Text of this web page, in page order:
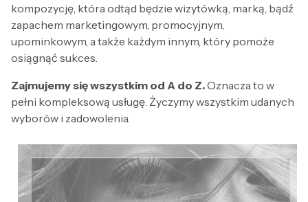
kompozycję, która odtąd będzie wizytówką, marką, bądź
zapachem marketingowym, promocyjnym,
upominkowym, a także każdym innym, który pomoże
osiągnąć sukces.
Zajmujemy się wszystkim od A do Z.Oznacza to w
pełni kompleksową usługę. Życzymy wszystkim udanych
wyborów i zadowolenia.